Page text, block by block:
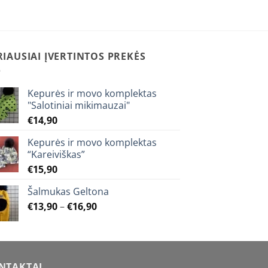
may
on
the
page
ĮVERTINTOS PREKĖS
Kepurės ir movo komplektas
"Salotiniai mikimauzai"
€14,90
Kepurės ir movo komplektas
“Kareiviškas”
€15,90
Šalmukas Geltona
€13,90–€16,90Price
through